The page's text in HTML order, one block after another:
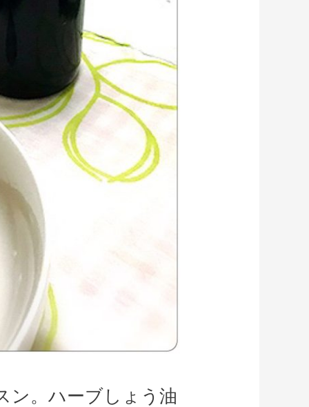
ン。ハーブしょう油